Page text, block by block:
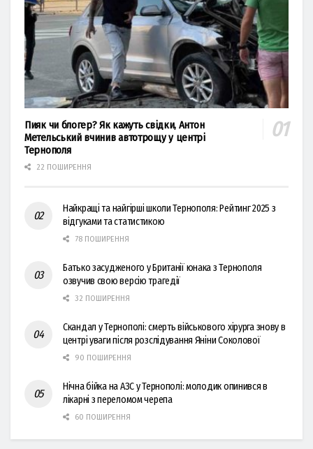
Пияк чи блогер? Як кажуть свідки, Антон
Метельський вчинив автотрощу у центрі
Тернополя
22 ПОШИРЕННЯ
Найкращі та найгірші школи Тернополя: Рейтинг 2025 з
відгуками та статистикою
78 ПОШИРЕННЯ
Батько засудженого у Британії юнака з Тернополя
озвучив свою версію трагедії
32 ПОШИРЕННЯ
Скандал у Тернополі: смерть військового хірурга знову в
центрі уваги після розслідування Яніни Соколової
90 ПОШИРЕННЯ
Нічна бійка на АЗС у Тернополі: молодик опинився в
лікарні з переломом черепа
60 ПОШИРЕННЯ